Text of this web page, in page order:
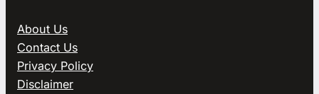
About Us
Contact Us
Privacy Policy
Disclaimer